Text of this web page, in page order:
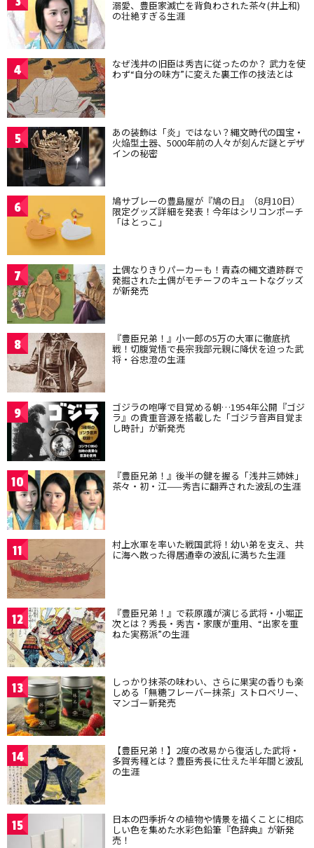
溺愛、豊臣家滅亡を背負わされた茶々(井上和)
の壮絶すぎる生涯
4 なぜ浅井の旧臣は秀吉に従ったのか？ 武力を使
わず“自分の味方”に変えた裏工作の技法とは
5 あの装飾は「炎」ではない？縄文時代の国宝・
火焔型土器、5000年前の人々が刻んだ謎とデザ
インの秘密
6 鳩サブレーの豊島屋が『鳩の日』（8月10日）
限定グッズ詳細を発表！今年はシリコンポーチ
「はとっこ」
7 土偶なりきりパーカーも！青森の縄文遺跡群で
発掘された土偶がモチーフのキュートなグッズ
が新発売
8 『豊臣兄弟！』小一郎の5万の大軍に徹底抗
戦！切腹覚悟で長宗我部元親に降伏を迫った武
将・谷忠澄の生涯
9 ゴジラの咆哮で目覚める朝…1954年公開『ゴジ
ラ』の貴重音源を搭載した「ゴジラ音声目覚ま
し時計」が新発売
10 『豊臣兄弟！』後半の鍵を握る「浅井三姉妹」
茶々・初・江——秀吉に翻弄された波乱の生涯
11 村上水軍を率いた戦国武将！幼い弟を支え、共
に海へ散った得居通幸の波乱に満ちた生涯
12 『豊臣兄弟！』で萩原護が演じる武将・小堀正
次とは？秀長・秀吉・家康が重用、“出家を重
ねた実務派”の生涯
13 しっかり抹茶の味わい、さらに果実の香りも楽
しめる「無糖フレーバー抹茶」ストロベリー、
マンゴー新発売
14 【豊臣兄弟！】2度の改易から復活した武将・
多賀秀種とは？豊臣秀長に仕えた半年間と波乱
の生涯
15 日本の四季折々の植物や情景を描くことに相応
しい色を集めた水彩色鉛筆『色辞典』が新発
売！